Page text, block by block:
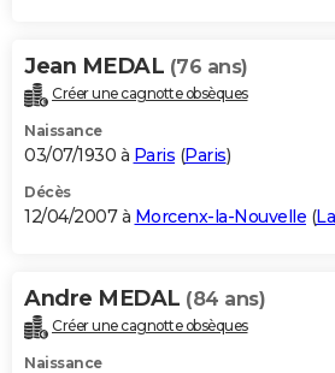
Jean MEDAL (76 ans)
Créer une cagnotte obsèques
Naissance
03/07/1930 à Paris (Paris)
Décès
12/04/2007 à Morcenx-la-Nouvelle (
Andre MEDAL (84 ans)
Créer une cagnotte obsèques
Naissance